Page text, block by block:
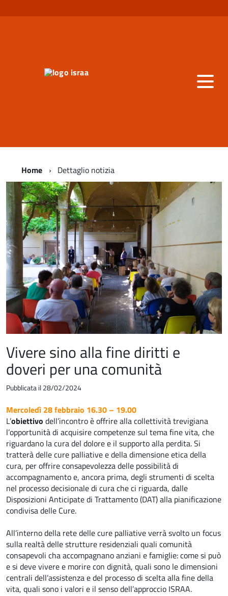
Home Dettaglio notizia
Vivere sino alla fine diritti e
doveri per una comunità
Pubblicata il 28/02/2024
Mercoledì 28 febbraio 16.30 – 19.00
L’obiettivo dell’incontro è offrire alla collettività trevigiana
l’opportunità di acquisire competenze sul tema fine vita, che
riguardano la cura del dolore e il supporto alla perdita. Si
tratterà delle cure palliative e della dimensione etica della
cura, per offrire consapevolezza delle possibilità di
accompagnamento e, ancora prima, degli strumenti di scelta
nel processo decisionale di cura che ci riguarda, dalle
Disposizioni Anticipate di Trattamento (DAT) alla pianificazione
condivisa delle Cure.
All’interno della rete delle cure palliative verrà svolto un focus
sulla realtà delle strutture residenziali quali comunità
consapevoli cha accompagnano anziani e famiglie: come si può
e si deve vivere e morire con dignità, quali sono le dimensioni
centrali dell’assistenza e del processo di scelta alla fine della
vita, quali sono i valori e il senso dell’approccio ISRAA.